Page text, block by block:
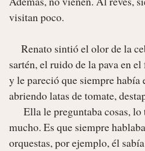
visitan poco.
sartén, el ruido de la pava en
y le pareció que siempre había
abriendo latas de tomate,
mucho. Es que siempre
orquestas, por ejemplo, él